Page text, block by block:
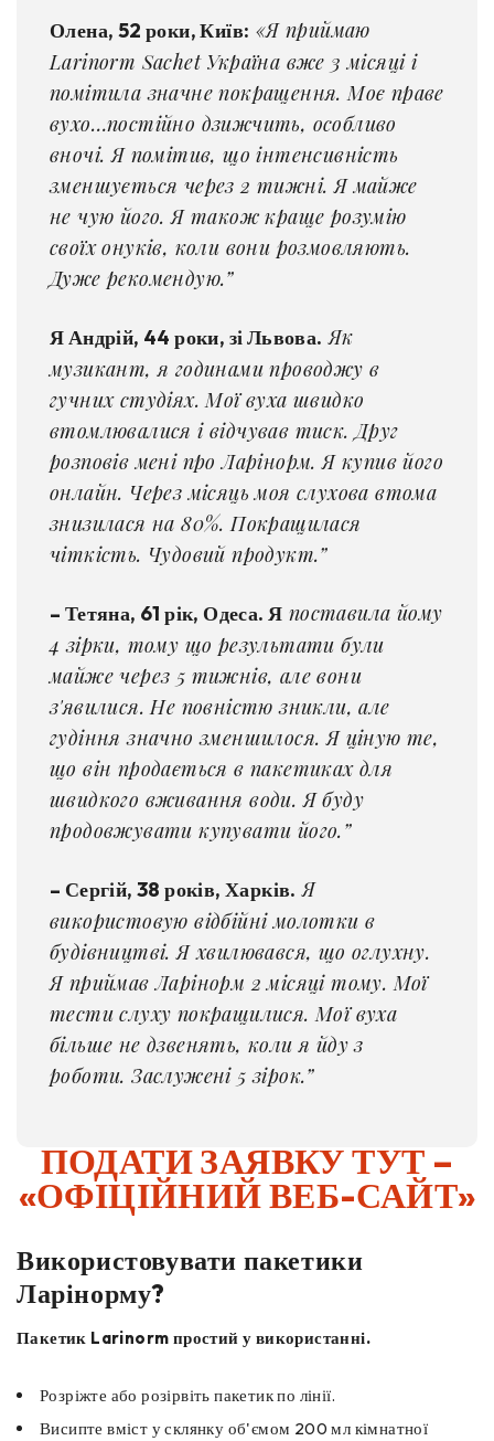
Олена, 52 роки, Київ: «Я приймаю
Larinorm Sachet Україна вже 3 місяці і
помітила значне покращення. Моє праве
вухо…постійно дзижчить, особливо
вночі. Я помітив, що інтенсивність
зменшується через 2 тижні. Я майже
не чую його. Я також краще розумію
своїх онуків, коли вони розмовляють.
Дуже рекомендую.”
Я Андрій, 44 роки, зі Львова. Як
музикант, я годинами проводжу в
гучних студіях. Мої вуха швидко
втомлювалися і відчував тиск. Друг
розповів мені про Ларінорм. Я купив його
онлайн. Через місяць моя слухова втома
знизилася на 80%. Покращилася
чіткість. Чудовий продукт.”
– Тетяна, 61 рік, Одеса. Я поставила йому
4 зірки, тому що результати були
майже через 5 тижнів, але вони
з'явилися. Не повністю зникли, але
гудіння значно зменшилося. Я ціную те,
що він продається в пакетиках для
швидкого вживання води. Я буду
продовжувати купувати його.”
– Сергій, 38 років, Харків. Я
використовую відбійні молотки в
будівництві. Я хвилювався, що оглухну.
Я приймав Ларінорм 2 місяці тому. Мої
тести слуху покращилися. Мої вуха
більше не дзвенять, коли я йду з
роботи. Заслужені 5 зірок.”
ПОДАТИ ЗАЯВКУ ТУТ –
«ОФІЦІЙНИЙ ВЕБ-САЙТ»
Використовувати пакетики
Ларінорму?
Пакетик Larinorm простий у використанні.
Розріжте або розірвіть пакетик по лінії.
Висипте вміст у склянку об'ємом 200 мл кімнатної